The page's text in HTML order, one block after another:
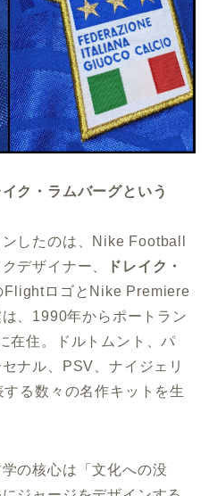
ク・ラムバーグという
したのは、Nike Football
デザイナー、
ドレイク・
FlightロゴとNike Premiere
、1990年からポートラン
在住。ドルトムント、パ
ナル、PSV、ナイジェリ
る数々の名作キットを生
の核心は「文化への没